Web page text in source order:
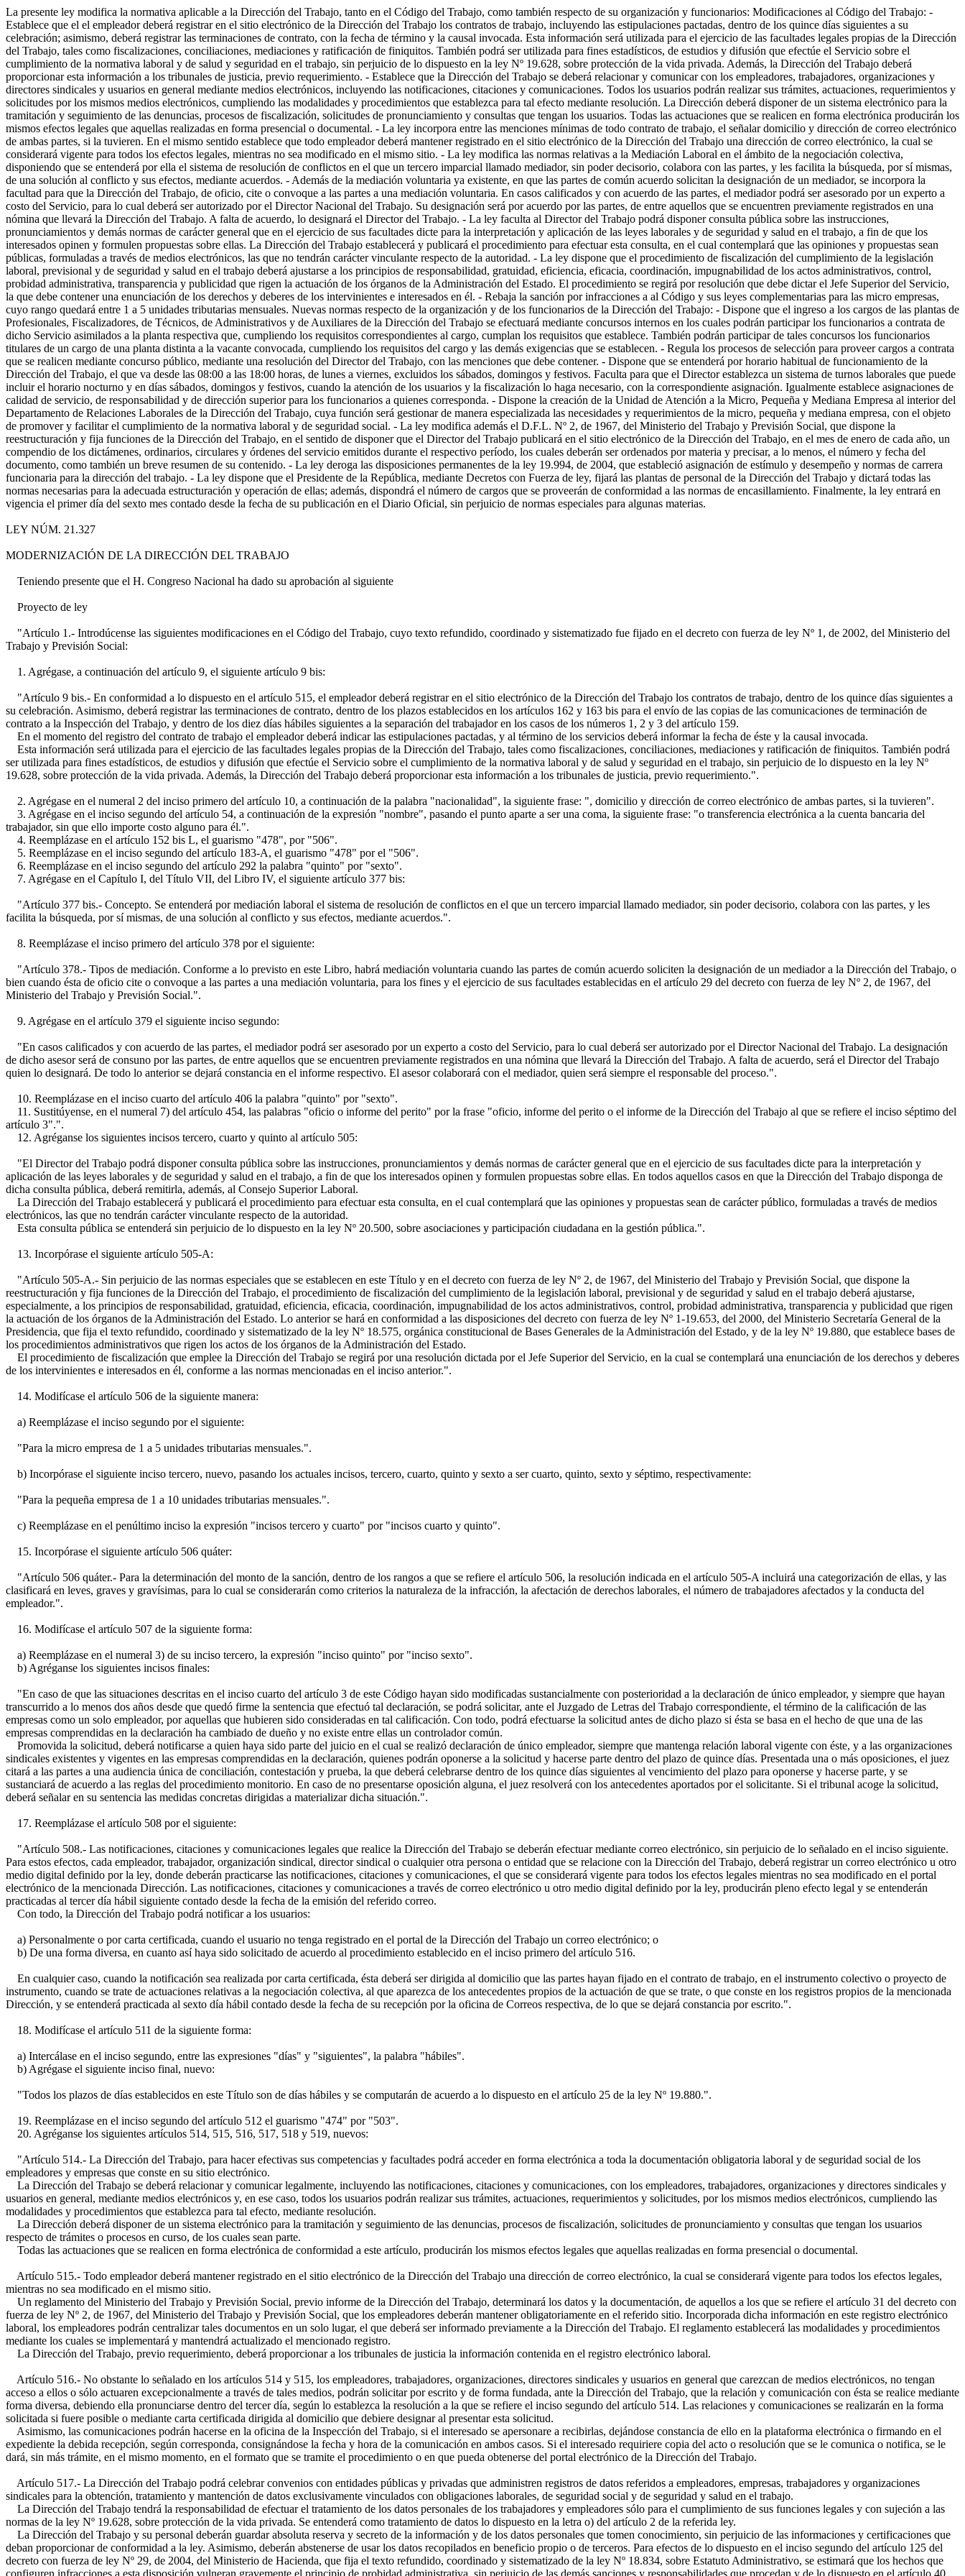
La presente ley modifica la normativa aplicable a la Dirección del Trabajo, tanto en el Código del Trabajo, como también respecto de su organización y funcionarios: Modificaciones al Código del Trabajo: -
Establece que el el empleador deberá registrar en el sitio electrónico de la Dirección del Trabajo los contratos de trabajo, incluyendo las estipulaciones pactadas, dentro de los quince días siguientes a su
celebración; asimismo, deberá registrar las terminaciones de contrato, con la fecha de término y la causal invocada. Esta información será utilizada para el ejercicio de las facultades legales propias de la Dirección
del Trabajo, tales como fiscalizaciones, conciliaciones, mediaciones y ratificación de finiquitos. También podrá ser utilizada para fines estadísticos, de estudios y difusión que efectúe el Servicio sobre el
cumplimiento de la normativa laboral y de salud y seguridad en el trabajo, sin perjuicio de lo dispuesto en la ley Nº 19.628, sobre protección de la vida privada. Además, la Dirección del Trabajo deberá
proporcionar esta información a los tribunales de justicia, previo requerimiento. - Establece que la Dirección del Trabajo se deberá relacionar y comunicar con los empleadores, trabajadores, organizaciones y
directores sindicales y usuarios en general mediante medios electrónicos, incluyendo las notificaciones, citaciones y comunicaciones. Todos los usuarios podrán realizar sus trámites, actuaciones, requerimientos y
solicitudes por los mismos medios electrónicos, cumpliendo las modalidades y procedimientos que establezca para tal efecto mediante resolución. La Dirección deberá disponer de un sistema electrónico para la
tramitación y seguimiento de las denuncias, procesos de fiscalización, solicitudes de pronunciamiento y consultas que tengan los usuarios. Todas las actuaciones que se realicen en forma electrónica producirán los
mismos efectos legales que aquellas realizadas en forma presencial o documental. - La ley incorpora entre las menciones mínimas de todo contrato de trabajo, el señalar domicilio y dirección de correo electrónico
de ambas partes, si la tuvieren. En el mismo sentido establece que todo empleador deberá mantener registrado en el sitio electrónico de la Dirección del Trabajo una dirección de correo electrónico, la cual se
considerará vigente para todos los efectos legales, mientras no sea modificado en el mismo sitio. - La ley modifica las normas relativas a la Mediación Laboral en el ámbito de la negociación colectiva,
disponiendo que se entenderá por ella el sistema de resolución de conflictos en el que un tercero imparcial llamado mediador, sin poder decisorio, colabora con las partes, y les facilita la búsqueda, por sí mismas,
de una solución al conflicto y sus efectos, mediante acuerdos. - Además de la mediación voluntaria ya existente, en que las partes de común acuerdo solicitan la designación de un mediador, se incorpora la
facultad para que la Dirección del Trabajo, de oficio, cite o convoque a las partes a una mediación voluntaria. En casos calificados y con acuerdo de las partes, el mediador podrá ser asesorado por un experto a
costo del Servicio, para lo cual deberá ser autorizado por el Director Nacional del Trabajo. Su designación será por acuerdo por las partes, de entre aquellos que se encuentren previamente registrados en una
nómina que llevará la Dirección del Trabajo. A falta de acuerdo, lo designará el Director del Trabajo. - La ley faculta al Director del Trabajo podrá disponer consulta pública sobre las instrucciones,
pronunciamientos y demás normas de carácter general que en el ejercicio de sus facultades dicte para la interpretación y aplicación de las leyes laborales y de seguridad y salud en el trabajo, a fin de que los
interesados opinen y formulen propuestas sobre ellas. La Dirección del Trabajo establecerá y publicará el procedimiento para efectuar esta consulta, en el cual contemplará que las opiniones y propuestas sean
públicas, formuladas a través de medios electrónicos, las que no tendrán carácter vinculante respecto de la autoridad. - La ley dispone que el procedimiento de fiscalización del cumplimiento de la legislación
laboral, previsional y de seguridad y salud en el trabajo deberá ajustarse a los principios de responsabilidad, gratuidad, eficiencia, eficacia, coordinación, impugnabilidad de los actos administrativos, control,
probidad administrativa, transparencia y publicidad que rigen la actuación de los órganos de la Administración del Estado. El procedimiento se regirá por resolución que debe dictar el Jefe Superior del Servicio,
la que debe contener una enunciación de los derechos y deberes de los intervinientes e interesados en él. - Rebaja la sanción por infracciones a al Código y sus leyes complementarias para las micro empresas,
cuyo rango quedará entre 1 a 5 unidades tributarias mensuales. Nuevas normas respecto de la organización y de los funcionarios de la Dirección del Trabajo: - Dispone que el ingreso a los cargos de las plantas de
Profesionales, Fiscalizadores, de Técnicos, de Administrativos y de Auxiliares de la Dirección del Trabajo se efectuará mediante concursos internos en los cuales podrán participar los funcionarios a contrata de
dicho Servicio asimilados a la planta respectiva que, cumpliendo los requisitos correspondientes al cargo, cumplan los requisitos que establece. También podrán participar de tales concursos los funcionarios
titulares de un cargo de una planta distinta a la vacante convocada, cumpliendo los requisitos del cargo y las demás exigencias que se establecen. - Regula los procesos de selección para proveer cargos a contrata
que se realicen mediante concurso público, mediante una resolución del Director del Trabajo, con las menciones que debe contener. - Dispone que se entenderá por horario habitual de funcionamiento de la
Dirección del Trabajo, el que va desde las 08:00 a las 18:00 horas, de lunes a viernes, excluidos los sábados, domingos y festivos. Faculta para que el Director establezca un sistema de turnos laborales que puede
incluir el horario nocturno y en días sábados, domingos y festivos, cuando la atención de los usuarios y la fiscalización lo haga necesario, con la correspondiente asignación. Igualmente establece asignaciones de
calidad de servicio, de responsabilidad y de dirección superior para los funcionarios a quienes corresponda. - Dispone la creación de la Unidad de Atención a la Micro, Pequeña y Mediana Empresa al interior del
Departamento de Relaciones Laborales de la Dirección del Trabajo, cuya función será gestionar de manera especializada las necesidades y requerimientos de la micro, pequeña y mediana empresa, con el objeto
de promover y facilitar el cumplimiento de la normativa laboral y de seguridad social. - La ley modifica además el D.F.L. Nº 2, de 1967, del Ministerio del Trabajo y Previsión Social, que dispone la
reestructuración y fija funciones de la Dirección del Trabajo, en el sentido de disponer que el Director del Trabajo publicará en el sitio electrónico de la Dirección del Trabajo, en el mes de enero de cada año, un
compendio de los dictámenes, ordinarios, circulares y órdenes del servicio emitidos durante el respectivo período, los cuales deberán ser ordenados por materia y precisar, a lo menos, el número y fecha del
documento, como también un breve resumen de su contenido. - La ley deroga las disposiciones permanentes de la ley 19.994, de 2004, que estableció asignación de estímulo y desempeño y normas de carrera
funcionaria para la dirección del trabajo. - La ley dispone que el Presidente de la República, mediante Decretos con Fuerza de ley, fijará las plantas de personal de la Dirección del Trabajo y dictará todas las
normas necesarias para la adecuada estructuración y operación de ellas; además, dispondrá el número de cargos que se proveerán de conformidad a las normas de encasillamiento. Finalmente, la ley entrará en
vigencia el primer día del sexto mes contado desde la fecha de su publicación en el Diario Oficial, sin perjuicio de normas especiales para algunas materias.
LEY NÚM. 21.327
MODERNIZACIÓN DE LA DIRECCIÓN DEL TRABAJO
Teniendo presente que el H. Congreso Nacional ha dado su aprobación al siguiente
Proyecto de ley
"Artículo 1.- Introdúcense las siguientes modificaciones en el Código del Trabajo, cuyo texto refundido, coordinado y sistematizado fue fijado en el decreto con fuerza de ley Nº 1, de 2002, del Ministerio del
Trabajo y Previsión Social:
1. Agrégase, a continuación del artículo 9, el siguiente artículo 9 bis:
"Artículo 9 bis.- En conformidad a lo dispuesto en el artículo 515, el empleador deberá registrar en el sitio electrónico de la Dirección del Trabajo los contratos de trabajo, dentro de los quince días siguientes a
su celebración. Asimismo, deberá registrar las terminaciones de contrato, dentro de los plazos establecidos en los artículos 162 y 163 bis para el envío de las copias de las comunicaciones de terminación de
contrato a la Inspección del Trabajo, y dentro de los diez días hábiles siguientes a la separación del trabajador en los casos de los números 1, 2 y 3 del artículo 159.
En el momento del registro del contrato de trabajo el empleador deberá indicar las estipulaciones pactadas, y al término de los servicios deberá informar la fecha de éste y la causal invocada.
Esta información será utilizada para el ejercicio de las facultades legales propias de la Dirección del Trabajo, tales como fiscalizaciones, conciliaciones, mediaciones y ratificación de finiquitos. También podrá
ser utilizada para fines estadísticos, de estudios y difusión que efectúe el Servicio sobre el cumplimiento de la normativa laboral y de salud y seguridad en el trabajo, sin perjuicio de lo dispuesto en la ley Nº
19.628, sobre protección de la vida privada. Además, la Dirección del Trabajo deberá proporcionar esta información a los tribunales de justicia, previo requerimiento.".
2. Agrégase en el numeral 2 del inciso primero del artículo 10, a continuación de la palabra "nacionalidad", la siguiente frase: ", domicilio y dirección de correo electrónico de ambas partes, si la tuvieren".
3. Agrégase en el inciso segundo del artículo 54, a continuación de la expresión "nombre", pasando el punto aparte a ser una coma, la siguiente frase: "o transferencia electrónica a la cuenta bancaria del
trabajador, sin que ello importe costo alguno para él.".
4. Reemplázase en el artículo 152 bis L, el guarismo "478", por "506".
5. Reemplázase en el inciso segundo del artículo 183-A, el guarismo "478" por el "506".
6. Reemplázase en el inciso segundo del artículo 292 la palabra "quinto" por "sexto".
7. Agrégase en el Capítulo I, del Título VII, del Libro IV, el siguiente artículo 377 bis:
"Artículo 377 bis.- Concepto. Se entenderá por mediación laboral el sistema de resolución de conflictos en el que un tercero imparcial llamado mediador, sin poder decisorio, colabora con las partes, y les
facilita la búsqueda, por sí mismas, de una solución al conflicto y sus efectos, mediante acuerdos.".
8. Reemplázase el inciso primero del artículo 378 por el siguiente:
"Artículo 378.- Tipos de mediación. Conforme a lo previsto en este Libro, habrá mediación voluntaria cuando las partes de común acuerdo soliciten la designación de un mediador a la Dirección del Trabajo, o
bien cuando ésta de oficio cite o convoque a las partes a una mediación voluntaria, para los fines y el ejercicio de sus facultades establecidas en el artículo 29 del decreto con fuerza de ley Nº 2, de 1967, del
Ministerio del Trabajo y Previsión Social.".
9. Agrégase en el artículo 379 el siguiente inciso segundo:
"En casos calificados y con acuerdo de las partes, el mediador podrá ser asesorado por un experto a costo del Servicio, para lo cual deberá ser autorizado por el Director Nacional del Trabajo. La designación
de dicho asesor será de consuno por las partes, de entre aquellos que se encuentren previamente registrados en una nómina que llevará la Dirección del Trabajo. A falta de acuerdo, será el Director del Trabajo
quien lo designará. De todo lo anterior se dejará constancia en el informe respectivo. El asesor colaborará con el mediador, quien será siempre el responsable del proceso.".
10. Reemplázase en el inciso cuarto del artículo 406 la palabra "quinto" por "sexto".
11. Sustitúyense, en el numeral 7) del artículo 454, las palabras "oficio o informe del perito" por la frase "oficio, informe del perito o el informe de la Dirección del Trabajo al que se refiere el inciso séptimo del
artículo 3".".
12. Agréganse los siguientes incisos tercero, cuarto y quinto al artículo 505:
"El Director del Trabajo podrá disponer consulta pública sobre las instrucciones, pronunciamientos y demás normas de carácter general que en el ejercicio de sus facultades dicte para la interpretación y
aplicación de las leyes laborales y de seguridad y salud en el trabajo, a fin de que los interesados opinen y formulen propuestas sobre ellas. En todos aquellos casos en que la Dirección del Trabajo disponga de
dicha consulta pública, deberá remitirla, además, al Consejo Superior Laboral.
La Dirección del Trabajo establecerá y publicará el procedimiento para efectuar esta consulta, en el cual contemplará que las opiniones y propuestas sean de carácter público, formuladas a través de medios
electrónicos, las que no tendrán carácter vinculante respecto de la autoridad.
Esta consulta pública se entenderá sin perjuicio de lo dispuesto en la ley Nº 20.500, sobre asociaciones y participación ciudadana en la gestión pública.".
13. Incorpórase el siguiente artículo 505-A:
"Artículo 505-A.- Sin perjuicio de las normas especiales que se establecen en este Título y en el decreto con fuerza de ley Nº 2, de 1967, del Ministerio del Trabajo y Previsión Social, que dispone la
reestructuración y fija funciones de la Dirección del Trabajo, el procedimiento de fiscalización del cumplimiento de la legislación laboral, previsional y de seguridad y salud en el trabajo deberá ajustarse,
especialmente, a los principios de responsabilidad, gratuidad, eficiencia, eficacia, coordinación, impugnabilidad de los actos administrativos, control, probidad administrativa, transparencia y publicidad que rigen
la actuación de los órganos de la Administración del Estado. Lo anterior se hará en conformidad a las disposiciones del decreto con fuerza de ley Nº 1-19.653, del 2000, del Ministerio Secretaría General de la
Presidencia, que fija el texto refundido, coordinado y sistematizado de la ley Nº 18.575, orgánica constitucional de Bases Generales de la Administración del Estado, y de la ley Nº 19.880, que establece bases de
los procedimientos administrativos que rigen los actos de los órganos de la Administración del Estado.
El procedimiento de fiscalización que emplee la Dirección del Trabajo se regirá por una resolución dictada por el Jefe Superior del Servicio, en la cual se contemplará una enunciación de los derechos y deberes
de los intervinientes e interesados en él, conforme a las normas mencionadas en el inciso anterior.".
14. Modifícase el artículo 506 de la siguiente manera:
a) Reemplázase el inciso segundo por el siguiente:
"Para la micro empresa de 1 a 5 unidades tributarias mensuales.".
b) Incorpórase el siguiente inciso tercero, nuevo, pasando los actuales incisos, tercero, cuarto, quinto y sexto a ser cuarto, quinto, sexto y séptimo, respectivamente:
"Para la pequeña empresa de 1 a 10 unidades tributarias mensuales.".
c) Reemplázase en el penúltimo inciso la expresión "incisos tercero y cuarto" por "incisos cuarto y quinto".
15. Incorpórase el siguiente artículo 506 quáter:
"Artículo 506 quáter.- Para la determinación del monto de la sanción, dentro de los rangos a que se refiere el artículo 506, la resolución indicada en el artículo 505-A incluirá una categorización de ellas, y las
clasificará en leves, graves y gravísimas, para lo cual se considerarán como criterios la naturaleza de la infracción, la afectación de derechos laborales, el número de trabajadores afectados y la conducta del
empleador.".
16. Modifícase el artículo 507 de la siguiente forma:
a) Reemplázase en el numeral 3) de su inciso tercero, la expresión "inciso quinto" por "inciso sexto".
b) Agréganse los siguientes incisos finales:
"En caso de que las situaciones descritas en el inciso cuarto del artículo 3 de este Código hayan sido modificadas sustancialmente con posterioridad a la declaración de único empleador, y siempre que hayan
transcurrido a lo menos dos años desde que quedó firme la sentencia que efectuó tal declaración, se podrá solicitar, ante el Juzgado de Letras del Trabajo correspondiente, el término de la calificación de las
empresas como un solo empleador, por aquellas que hubieren sido consideradas en tal calificación. Con todo, podrá efectuarse la solicitud antes de dicho plazo si ésta se basa en el hecho de que una de las
empresas comprendidas en la declaración ha cambiado de dueño y no existe entre ellas un controlador común.
Promovida la solicitud, deberá notificarse a quien haya sido parte del juicio en el cual se realizó declaración de único empleador, siempre que mantenga relación laboral vigente con éste, y a las organizaciones
sindicales existentes y vigentes en las empresas comprendidas en la declaración, quienes podrán oponerse a la solicitud y hacerse parte dentro del plazo de quince días. Presentada una o más oposiciones, el juez
citará a las partes a una audiencia única de conciliación, contestación y prueba, la que deberá celebrarse dentro de los quince días siguientes al vencimiento del plazo para oponerse y hacerse parte, y se
sustanciará de acuerdo a las reglas del procedimiento monitorio. En caso de no presentarse oposición alguna, el juez resolverá con los antecedentes aportados por el solicitante. Si el tribunal acoge la solicitud,
deberá señalar en su sentencia las medidas concretas dirigidas a materializar dicha situación.".
17. Reemplázase el artículo 508 por el siguiente:
"Artículo 508.- Las notificaciones, citaciones y comunicaciones legales que realice la Dirección del Trabajo se deberán efectuar mediante correo electrónico, sin perjuicio de lo señalado en el inciso siguiente.
Para estos efectos, cada empleador, trabajador, organización sindical, director sindical o cualquier otra persona o entidad que se relacione con la Dirección del Trabajo, deberá registrar un correo electrónico u otro
medio digital definido por la ley, donde deberán practicarse las notificaciones, citaciones y comunicaciones, el que se considerará vigente para todos los efectos legales mientras no sea modificado en el portal
electrónico de la mencionada Dirección. Las notificaciones, citaciones y comunicaciones a través de correo electrónico u otro medio digital definido por la ley, producirán pleno efecto legal y se entenderán
practicadas al tercer día hábil siguiente contado desde la fecha de la emisión del referido correo.
Con todo, la Dirección del Trabajo podrá notificar a los usuarios:
a) Personalmente o por carta certificada, cuando el usuario no tenga registrado en el portal de la Dirección del Trabajo un correo electrónico; o
b) De una forma diversa, en cuanto así haya sido solicitado de acuerdo al procedimiento establecido en el inciso primero del artículo 516.
En cualquier caso, cuando la notificación sea realizada por carta certificada, ésta deberá ser dirigida al domicilio que las partes hayan fijado en el contrato de trabajo, en el instrumento colectivo o proyecto de
instrumento, cuando se trate de actuaciones relativas a la negociación colectiva, al que aparezca de los antecedentes propios de la actuación de que se trate, o que conste en los registros propios de la mencionada
Dirección, y se entenderá practicada al sexto día hábil contado desde la fecha de su recepción por la oficina de Correos respectiva, de lo que se dejará constancia por escrito.".
18. Modifícase el artículo 511 de la siguiente forma:
a) Intercálase en el inciso segundo, entre las expresiones "días" y "siguientes", la palabra "hábiles".
b) Agrégase el siguiente inciso final, nuevo:
"Todos los plazos de días establecidos en este Título son de días hábiles y se computarán de acuerdo a lo dispuesto en el artículo 25 de la ley Nº 19.880.".
19. Reemplázase en el inciso segundo del artículo 512 el guarismo "474" por "503".
20. Agréganse los siguientes artículos 514, 515, 516, 517, 518 y 519, nuevos:
"Artículo 514.- La Dirección del Trabajo, para hacer efectivas sus competencias y facultades podrá acceder en forma electrónica a toda la documentación obligatoria laboral y de seguridad social de los
empleadores y empresas que conste en su sitio electrónico.
La Dirección del Trabajo se deberá relacionar y comunicar legalmente, incluyendo las notificaciones, citaciones y comunicaciones, con los empleadores, trabajadores, organizaciones y directores sindicales y
usuarios en general, mediante medios electrónicos y, en ese caso, todos los usuarios podrán realizar sus trámites, actuaciones, requerimientos y solicitudes, por los mismos medios electrónicos, cumpliendo las
modalidades y procedimientos que establezca para tal efecto, mediante resolución.
La Dirección deberá disponer de un sistema electrónico para la tramitación y seguimiento de las denuncias, procesos de fiscalización, solicitudes de pronunciamiento y consultas que tengan los usuarios
respecto de trámites o procesos en curso, de los cuales sean parte.
Todas las actuaciones que se realicen en forma electrónica de conformidad a este artículo, producirán los mismos efectos legales que aquellas realizadas en forma presencial o documental.
Artículo 515.- Todo empleador deberá mantener registrado en el sitio electrónico de la Dirección del Trabajo una dirección de correo electrónico, la cual se considerará vigente para todos los efectos legales,
mientras no sea modificado en el mismo sitio.
Un reglamento del Ministerio del Trabajo y Previsión Social, previo informe de la Dirección del Trabajo, determinará los datos y la documentación, de aquellos a los que se refiere el artículo 31 del decreto con
fuerza de ley Nº 2, de 1967, del Ministerio del Trabajo y Previsión Social, que los empleadores deberán mantener obligatoriamente en el referido sitio. Incorporada dicha información en este registro electrónico
laboral, los empleadores podrán centralizar tales documentos en un solo lugar, el que deberá ser informado previamente a la Dirección del Trabajo. El reglamento establecerá las modalidades y procedimientos
mediante los cuales se implementará y mantendrá actualizado el mencionado registro.
La Dirección del Trabajo, previo requerimiento, deberá proporcionar a los tribunales de justicia la información contenida en el registro electrónico laboral.
Artículo 516.- No obstante lo señalado en los artículos 514 y 515, los empleadores, trabajadores, organizaciones, directores sindicales y usuarios en general que carezcan de medios electrónicos, no tengan
acceso a ellos o sólo actuaren excepcionalmente a través de tales medios, podrán solicitar por escrito y de forma fundada, ante la Dirección del Trabajo, que la relación y comunicación con ésta se realice mediante
forma diversa, debiendo ella pronunciarse dentro del tercer día, según lo establezca la resolución a la que se refiere el inciso segundo del artículo 514. Las relaciones y comunicaciones se realizarán en la forma
solicitada si fuere posible o mediante carta certificada dirigida al domicilio que debiere designar al presentar esta solicitud.
Asimismo, las comunicaciones podrán hacerse en la oficina de la Inspección del Trabajo, si el interesado se apersonare a recibirlas, dejándose constancia de ello en la plataforma electrónica o firmando en el
expediente la debida recepción, según corresponda, consignándose la fecha y hora de la comunicación en ambos casos. Si el interesado requiriere copia del acto o resolución que se le comunica o notifica, se le
dará, sin más trámite, en el mismo momento, en el formato que se tramite el procedimiento o en que pueda obtenerse del portal electrónico de la Dirección del Trabajo.
Artículo 517.- La Dirección del Trabajo podrá celebrar convenios con entidades públicas y privadas que administren registros de datos referidos a empleadores, empresas, trabajadores y organizaciones
sindicales para la obtención, tratamiento y mantención de datos exclusivamente vinculados con obligaciones laborales, de seguridad social y de seguridad y salud en el trabajo.
La Dirección del Trabajo tendrá la responsabilidad de efectuar el tratamiento de los datos personales de los trabajadores y empleadores sólo para el cumplimiento de sus funciones legales y con sujeción a las
normas de la ley Nº 19.628, sobre protección de la vida privada. Se entenderá como tratamiento de datos lo dispuesto en la letra o) del artículo 2 de la referida ley.
La Dirección del Trabajo y su personal deberán guardar absoluta reserva y secreto de la información y de los datos personales que tomen conocimiento, sin perjuicio de las informaciones y certificaciones que
deban proporcionar de conformidad a la ley. Asimismo, deberán abstenerse de usar los datos recopilados en beneficio propio o de terceros. Para efectos de lo dispuesto en el inciso segundo del artículo 125 del
decreto con fuerza de ley Nº 29, de 2004, del Ministerio de Hacienda, que fija el texto refundido, coordinado y sistematizado de la ley Nº 18.834, sobre Estatuto Administrativo, se estimará que los hechos que
configuren infracciones a esta disposición vulneran gravemente el principio de probidad administrativa, sin perjuicio de las demás sanciones y responsabilidades que procedan y de lo dispuesto en el artículo 40